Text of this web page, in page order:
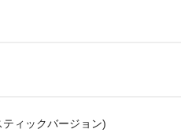
ィックバージョン)